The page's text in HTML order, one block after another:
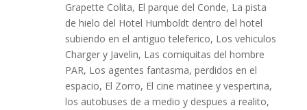
Grapette Colita, El parque del Conde, La pista
de hielo del Hotel Humboldt dentro del hotel
subiendo en el antiguo teleferico, Los vehiculos
Charger y Javelin, Las comiquitas del hombre
PAR, Los agentes fantasma, perdidos en el
espacio, El Zorro, El cine matinee y vespertina,
los autobuses de a medio y despues a realito,